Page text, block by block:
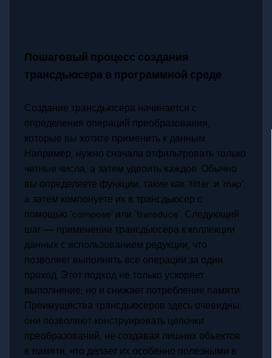
Пошаговый процесс создания
трансдьюсера в программной среде
Создание трансдьюсера начинается с
определения операций преобразования,
которые вы хотите применить к данным.
Например, нужно сначала отфильтровать только
четные числа, а затем удвоить каждое. Обычно
вы определяете функции, такие как `filter` и `map`,
а затем компонуете их в трансдьюсер с
помощью `compose` или `transduce`. Следующий
шаг — применение трансдьюсера к коллекции
данных с использованием редукции, что
позволяет выполнять все операции за один
проход. Этот подход не только ускоряет
выполнение, но и снижает потребление памяти.
Преимущества трансдьюсеров здесь очевидны:
они позволяют конструировать цепочки
преобразований, не создавая лишних объектов
в памяти, что делает их особенно полезными в